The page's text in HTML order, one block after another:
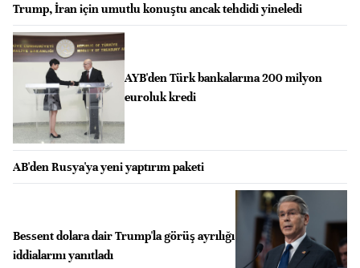
Trump, İran için umutlu konuştu ancak tehdidi yineledi
AYB'den Türk bankalarına 200 milyon
euroluk kredi
AB'den Rusya'ya yeni yaptırım paketi
Bessent dolara dair Trump'la görüş ayrılığı
iddialarını yanıtladı